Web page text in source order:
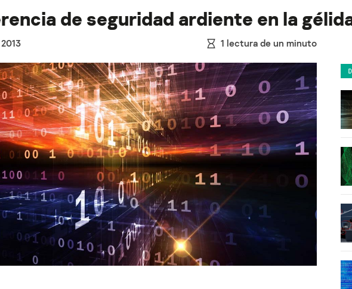
de seguridad ardiente en la
1 lectura de un minuto